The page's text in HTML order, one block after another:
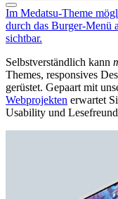
Im Medatsu-Theme
durch das Burger-Menü
sichtbar.
Selbstverständlich kann
Themes, responsives
gerüstet. Gepaart mit
Webprojekten erwartet
Usability und